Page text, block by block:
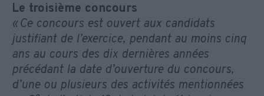
Le troisième concours
« Ce concours est ouvert aux candidats
justifiant de l’exercice, pendant au moins cinq
ans au cours des dix dernières années
précédant la date d’ouverture du concours,
d’une ou plusieurs des activités mentionnées